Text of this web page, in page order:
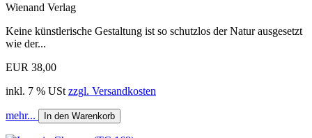
Wienand Verlag
Keine künstlerische Gestaltung ist so schutzlos der Natur ausgesetzt
wie der...
EUR 38,00
inkl. 7 % USt zzgl. Versandkosten
mehr... In den Warenkorb